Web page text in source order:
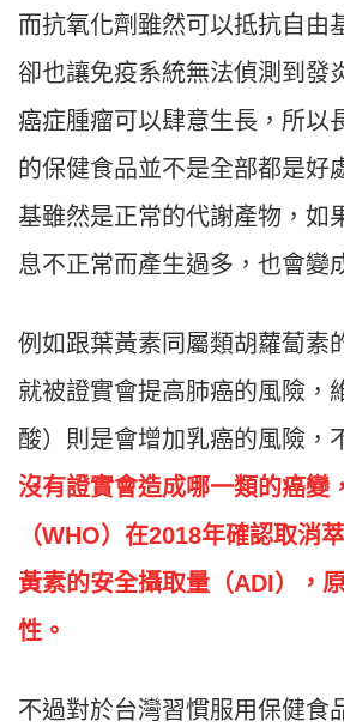
而抗氧化劑雖然可以抵抗自由
卻也讓免疫系統無法偵測到發
癌症腫瘤可以肆意生長，所以
的保健食品並不是全部都是好
基雖然是正常的代謝產物，如
息不正常而產生過多，也會變
例如跟葉黃素同屬類胡蘿蔔素
就被證實會提高肺癌的風險，
酸）則是會增加乳癌的風險，
沒有證實會造成哪一類的癌變
（WHO）在2018年確認取消
黃素的安全攝取量（ADI），
性。
不過對於台灣習慣服用保健食